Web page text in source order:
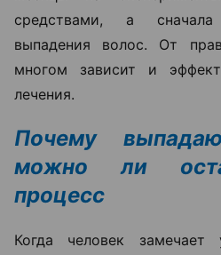
средствами, а
выпадения волос. От
многом зависит и
лечения.
Почему
можно ли
процесс
Когда человек замечает